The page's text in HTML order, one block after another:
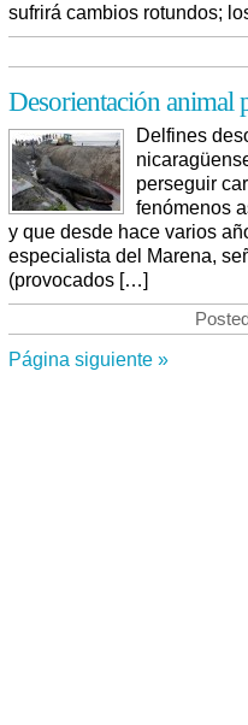
sufrirá cambios rotundos;
Desorientación animal
Delfines
perseguir
fenómenos
y que desde hace varios
especialista del Marena,
(provocados […]
Página siguiente »